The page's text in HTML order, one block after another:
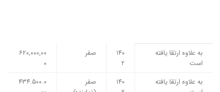
به علاوه ارتقا یافته
است
۱۴۰
۲
صفر
۶۲۰,۰۰۰,۰۰
۰
به علاوه ارتقا یافته
۱۴۰
صفر
۴۳۴.۵۰۰.۰